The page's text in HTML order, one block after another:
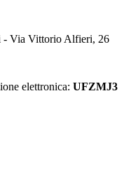
- Via Vittorio Alfieri, 26
elettronica: UFZMJ3